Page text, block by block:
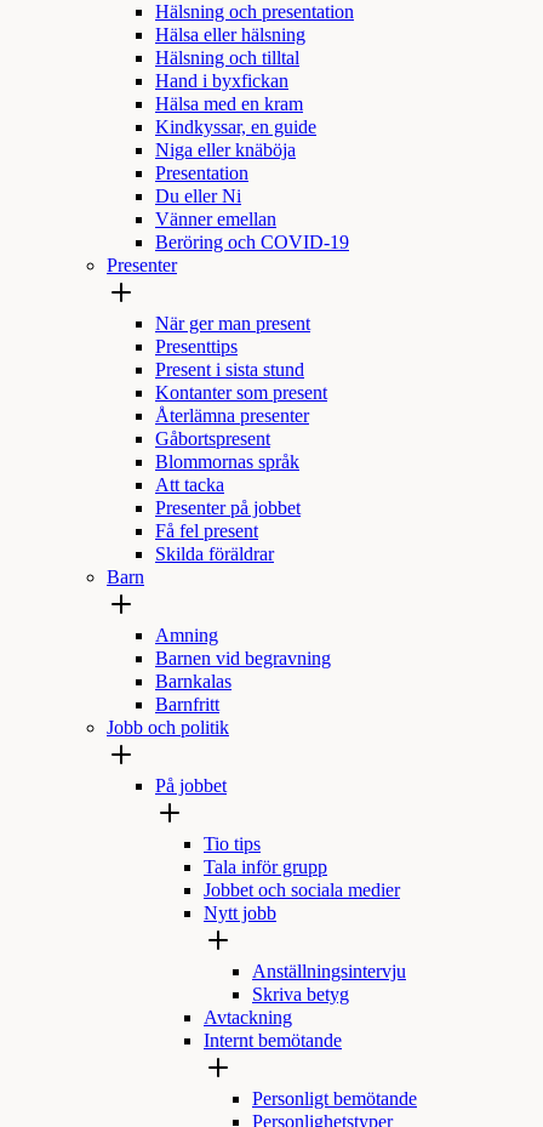
Hälsning och presentation
Hälsa eller hälsning
Hälsning och tilltal
Hand i byxfickan
Hälsa med en kram
Kindkyssar, en guide
Niga eller knäböja
Presentation
Du eller Ni
Vänner emellan
Beröring och COVID-19
Presenter
När ger man present
Presenttips
Present i sista stund
Kontanter som present
Återlämna presenter
Gåbortspresent
Blommornas språk
Att tacka
Presenter på jobbet
Få fel present
Skilda föräldrar
Barn
Amning
Barnen vid begravning
Barnkalas
Barnfritt
Jobb och politik
På jobbet
Tio tips
Tala inför grupp
Jobbet och sociala medier
Nytt jobb
Anställningsintervju
Skriva betyg
Avtackning
Internt bemötande
Personligt bemötande
Personlighetstyper